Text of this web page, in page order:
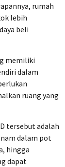
rumah
lebih
beli
memiliki
dalam
ruang yang
tersebut adalah
dalam pot
hingga
dapat